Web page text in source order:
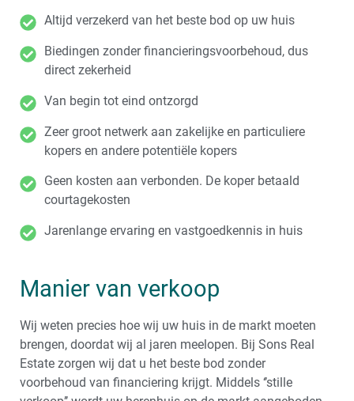
Altijd verzekerd van het beste bod op uw huis
Biedingen zonder financieringsvoorbehoud, dus
direct zekerheid
Van begin tot eind ontzorgd
Zeer groot netwerk aan zakelijke en particuliere
kopers en andere potentiële kopers
Geen kosten aan verbonden. De koper betaald
courtagekosten
Jarenlange ervaring en vastgoedkennis in huis
Manier van verkoop
Wij weten precies hoe wij uw huis in de markt moeten
brengen, doordat wij al jaren meelopen. Bij Sons Real
Estate zorgen wij dat u het beste bod zonder
voorbehoud van financiering krijgt. Middels ‘’stille